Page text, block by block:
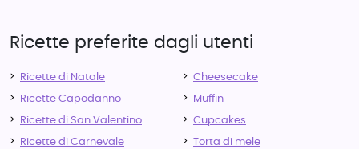
Ricette preferite dagli utenti
Ricette di Natale
Ricette Capodanno
Ricette di San Valentino
Ricette di Carnevale
Cheesecake
Muffin
Cupcakes
Torta di mele